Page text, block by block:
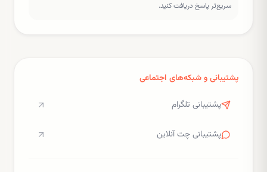
سریع‌تر پاسخ دریافت کنید.
پشتیبانی و شبکه‌های اجتماعی
پشتیبانی تلگرام
پشتیبانی چت آنلاین